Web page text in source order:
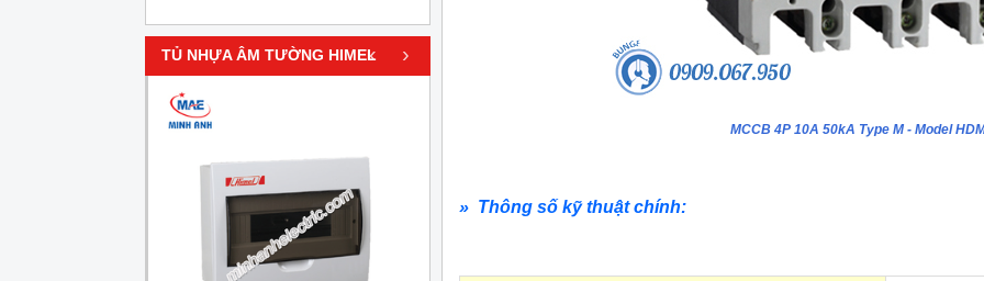
TỦ NHỰA ÂM TƯỜNG HIMEL
‹ ›
MCCB 4P 10A 50kA Type M - Model
» Thông số kỹ thuật chính: